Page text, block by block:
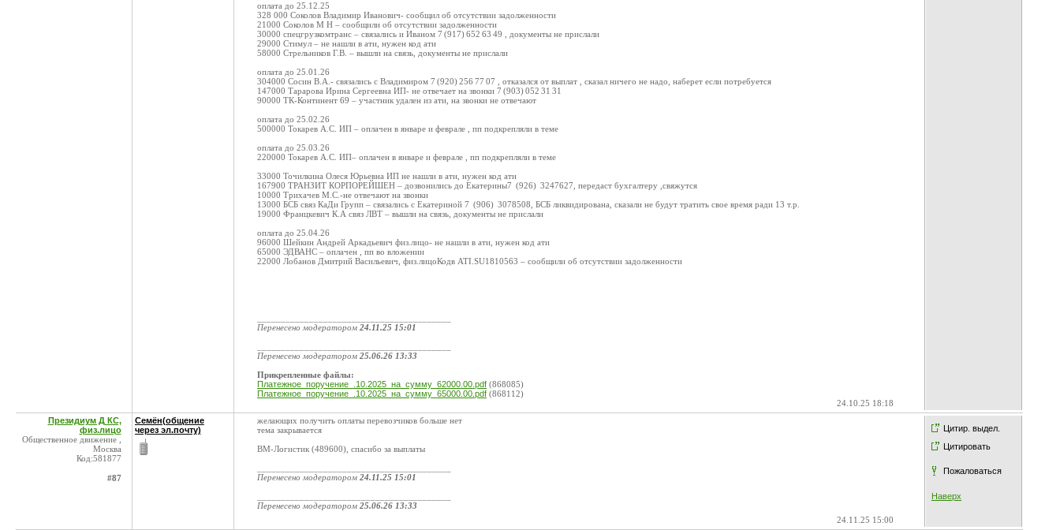
оплата до 25.12.25
328 000 Соколов Владимир Иванович- сообщил об отсутствии задолженности
21000 Соколов М Н – сообщили об отсутствии задолженности
30000 спецгрузкомтранс – связались и Иваном 7 (917) 652 63 49 , документы не прислали
29000 Стимул – не нашли в ати, нужен код ати
58000 Стрельников Г.В. – вышли на связь, документы не прислали
оплата до 25.01.26
304000 Сосин В.А.- связались с Владимиром 7 (920) 256 77 07 , отказался от выплат , сказал ничего не надо, наберет если потребуется
147000 Тарарова Ирина Сергеевна ИП- не отвечает на звонки 7 (903) 052 31 31
90000 ТК-Континент 69 – участник удален из ати, на звонки не отвечают
оплата до 25.02.26
500000 Токарев А.С. ИП – оплачен в январе и феврале , пп подкрепляли в теме
оплата до 25.03.26
220000 Токарев А.С. ИП– оплачен в январе и феврале , пп подкрепляли в теме
33000 Точилкина Олеся Юрьевна ИП не нашли в ати, нужен код ати
167900 ТРАНЗИТ КОРПОРЕЙШЕН – дозвонились до Екатерины7 (926) 3247627, передаст бухгалтеру ,свяжутся
10000 Трихачев М.С.-не отвечают на звонки
13000 БСБ связ КаДи Групп – связались с Екатериной 7 (906) 3078508, БСБ ликвидирована, сказали не будут тратить свое время ради 13 т.р.
19000 Францкевич К.А связ ЛВТ – вышли на связь, документы не прислали
оплата до 25.04.26
96000 Шейкин Андрей Аркадьевич физ.лицо- не нашли в ати, нужен код ати
65000 ЭДВАНС – оплачен , пп во вложении
22000 Лобанов Дмитрий Васильевич, физ.лицоКодв ATI.SU1810563 – сообщили об отсутствии задолженности
Перенесено модератором 24.11.25 15:01
Перенесено модератором 25.06.26 13:33
Прикрепленные файлы:
Платежное_поручение_.10.2025_на_сумму_62000.00.pdf (868085)
Платежное_поручение_.10.2025_на_сумму_65000.00.pdf (868112)
24.10.25 18:18
Цитир. выдел.
Цитировать
Пожаловаться
Наверх
Президиум Д КС,
физ.лицо
Общественное движение ,
Москва
Код:581877
#87
Семён(общение
через эл.почту)
желающих получить оплаты перевозчиков больше нет
тема закрывается
ВМ-Логистик (489600), спасибо за выплаты
Перенесено модератором 24.11.25 15:01
Перенесено модератором 25.06.26 13:33
24.11.25 15:00